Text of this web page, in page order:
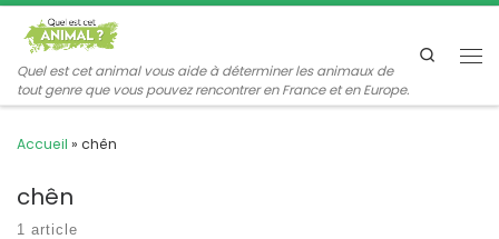
Passer au contenu
Quel est cet animal vous aide à déterminer les animaux de
tout genre que vous pouvez rencontrer en France et en Europe.
Search
Accueil » chên
chên
1 article